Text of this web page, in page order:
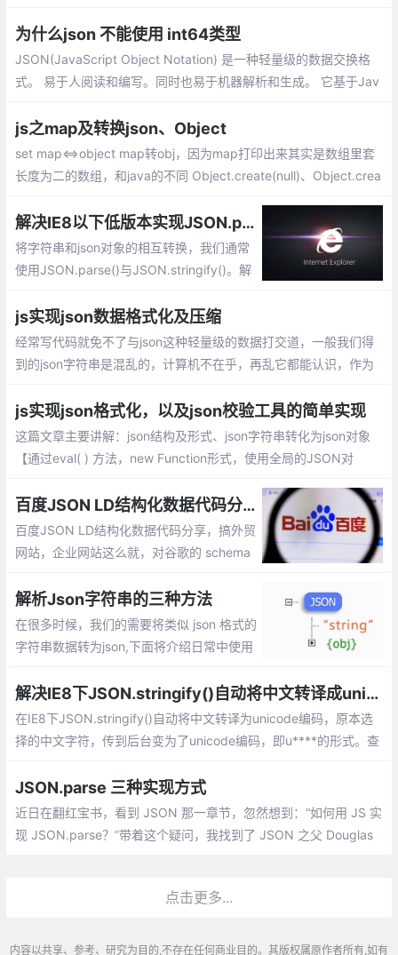
格式化
为什么json 不能使用 int64类型
JSON(JavaScript Object Notation) 是一种轻量级的数据交换格
式。 易于人阅读和编写。同时也易于机器解析和生成。 它基于Jav
on - December 1999的一个子集
js之map及转换json、Object
set map<=>object map转obj，因为map打印出来其实是数组里套
长度为二的数组，和java的不同 Object.create(null)、Object.crea
没有、后两个一样继承了object类，有两个内置方法
解决IE8以下低版本实现JSON.parse()与JSON.stringify()的兼容
将字符串和json对象的相互转换，我们通常
使用JSON.parse()与JSON.stringify()。解
N.stringify()的兼容呢：利用eval方式解析、
new Function形式、自定义兼容json的方
法、head头添加mate等
js实现json数据格式化及压缩
经常写代码就免不了与json这种轻量级的数据打交道，一般我们得
到的json字符串是混乱的，计算机不在乎，再乱它都能认识，作为
js实现json格式化，以及json校验工具的简单实现
这篇文章主要讲解：json结构及形式、json字符串转化为json对象
【通过eval( ) 方法，new Function形式，使用全局的JSON对
百度JSON LD结构化数据代码分享
百度JSON LD结构化数据代码分享，搞外贸
网站，企业网站这么就，对谷歌的 schema
数据就了解太少了
解析Json字符串的三种方法
在很多时候，我们的需要将类似 json 格式的
字符串数据转为json,下面将介绍日常中使用
解决IE8下JSON.stringify()自动将中文转译成unicode的方法
在IE8下JSON.stringify()自动将中文转译为unicode编码，原本选
择的中文字符，传到后台变为了unicode编码，即u****的形式。查
stringify()会自动将编码从utf-8转为unicode编码，导致出现这种类
似于乱码的情况。
JSON.parse 三种实现方式
近日在翻红宝书，看到 JSON 那一章节，忽然想到：“如何用 JS 实
现 JSON.parse？”带着这个疑问，我找到了 JSON 之父 Douglas
点击更多...
内容以共享、参考、研究为目的,不存在任何商业目的。其版权属原作者所有,如有